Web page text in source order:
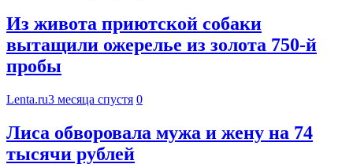
Из живота приютской собаки
вытащили ожерелье из золота 750-й
пробы
Lenta.ru3 месяца спустя 0
Лиса обворовала мужа и жену на 74
тысячи рублей